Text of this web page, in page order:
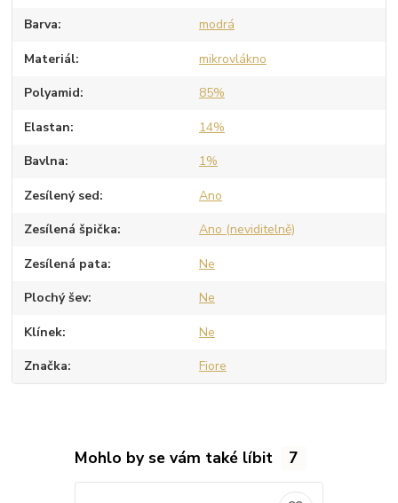
Barva modrá
Materiál mikrovlákno
Polyamid 85%
Elastan 14%
Bavlna 1%
Zesílený sed Ano
Zesílená špička Ano (neviditelně)
Zesílená pata Ne
Plochý šev Ne
Klínek Ne
Značka Fiore
Mohlo by se vám také líbit 7